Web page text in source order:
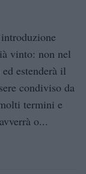
vinto: non nel
estenderà il
condiviso da
termini e
o...